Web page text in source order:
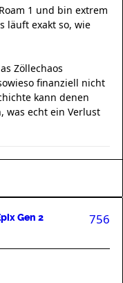
1 und bin extrem
läuft exakt so, wie
Zöllechaos
finanziell nicht
kann denen
was echt ein Verlust
Gen 2 756